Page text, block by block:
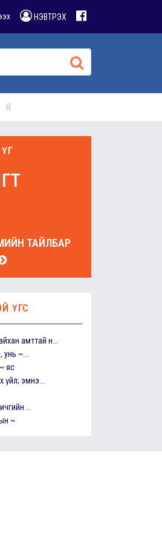
НЭВТРЭХ
Я
ҮГ
ТАЙЛБАР
ҮГС
амттай н...
~...
яс
үйл; эмнэ...
...
~